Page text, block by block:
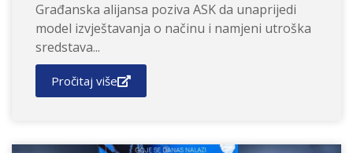
Građanska alijansa poziva ASK da unaprijedi
model izvještavanja o načinu i namjeni utroška
sredstava...
Pročitaj više